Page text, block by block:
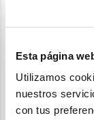
Esta página
Utilizamos
nuestros
con tus
nuestro
Y dentro de
impacto de
relación
Sostenible 13